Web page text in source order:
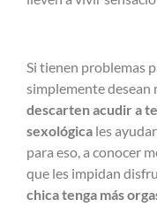
Si tienen problemas
simplemente desean
descarten acudir a
sexológica les
para eso, a conocer
que les impidan
chica tenga más